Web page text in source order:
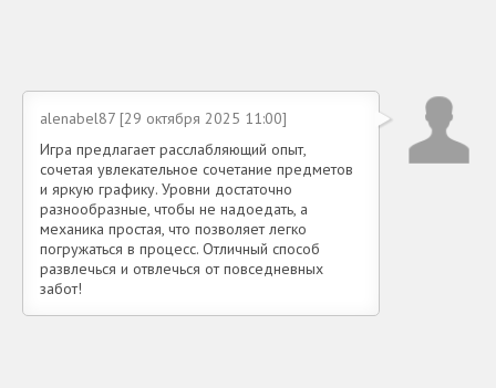
alenabel87 [29 октября 2025 11:00]
Игра предлагает расслабляющий опыт,
сочетая увлекательное сочетание предметов
и яркую графику. Уровни достаточно
разнообразные, чтобы не надоедать, а
механика простая, что позволяет легко
погружаться в процесс. Отличный способ
развлечься и отвлечься от повседневных
забот!